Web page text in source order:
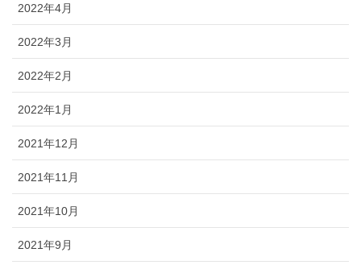
2022年4月
2022年3月
2022年2月
2022年1月
2021年12月
2021年11月
2021年10月
2021年9月